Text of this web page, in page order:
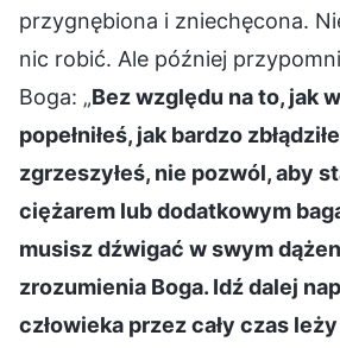
przygnębiona i zniechęcona.
nic robić. Ale później
Boga: „Bez względu na to, jak
popełniłeś, jak bardzo
zgrzeszyłeś, nie pozwól, aby
ciężarem lub dodatkowym
musisz dźwigać w swym
zrozumienia Boga. Idź dalej
człowieka przez cały czas